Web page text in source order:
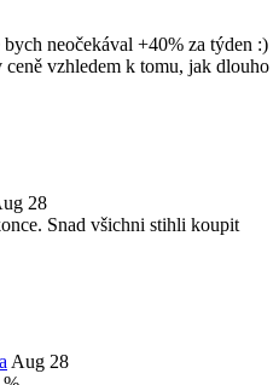
neočekával +40% za týden :)
ceně vzhledem k tomu, jak dlouho
28
Snad všichni stihli koupit
Aug 28